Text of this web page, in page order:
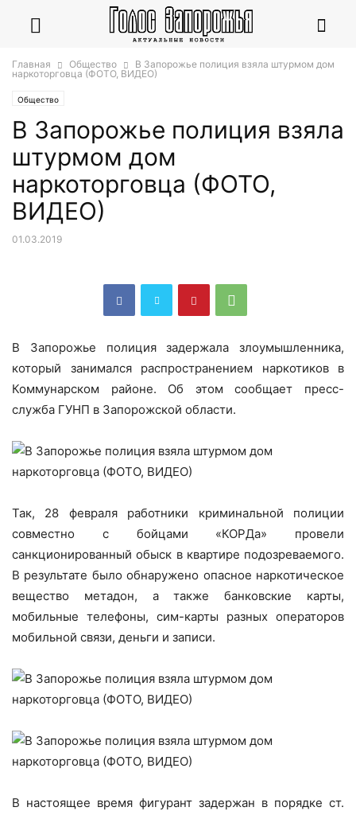
Главная Общество
В Запорожье полиция взяла штурмом дом
наркоторговца (ФОТО, ВИДЕО)
Общество
В Запорожье полиция взяла
штурмом дом
наркоторговца (ФОТО,
ВИДЕО)
01.03.2019
В Запорожье полиция задержала злоумышленника,
который занимался распространением наркотиков в
Коммунарском районе. Об этом сообщает пресс-
служба ГУНП в Запорожской области.
Так, 28 февраля работники криминальной полиции
совместно с бойцами «КОРДа» провели
санкционированный обыск в квартире подозреваемого.
В результате было обнаружено опасное наркотическое
вещество метадон, а также банковские карты,
мобильные телефоны, сим-карты разных операторов
мобильной связи, деньги и записи.
В настоящее время фигурант задержан в порядке ст.